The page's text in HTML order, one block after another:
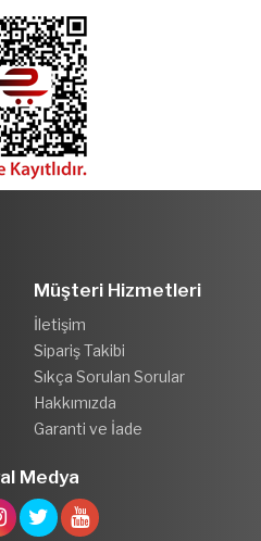
Müşteri Hizmetleri
İletişim
Sipariş Takibi
Sıkça Sorulan Sorular
Hakkımızda
Garanti ve İade
Medya